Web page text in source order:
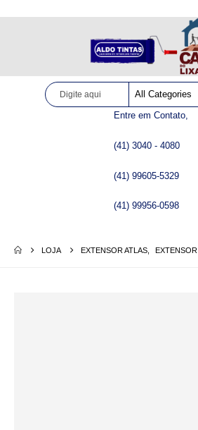
Entre em Contato,
(41) 3040 - 4080
(41) 99605-5329
(41) 99956-0598
LOJA EXTENSOR ATLAS EXTENSOR